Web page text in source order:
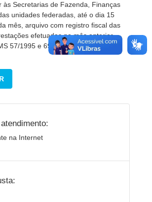
às Secretarias de Fazenda, Finanças
unidades federadas, até o dia 15
mês, arquivo com registro fiscal das
efetuadas no mês anterior
57/1995 e 69/2002).
na Internet